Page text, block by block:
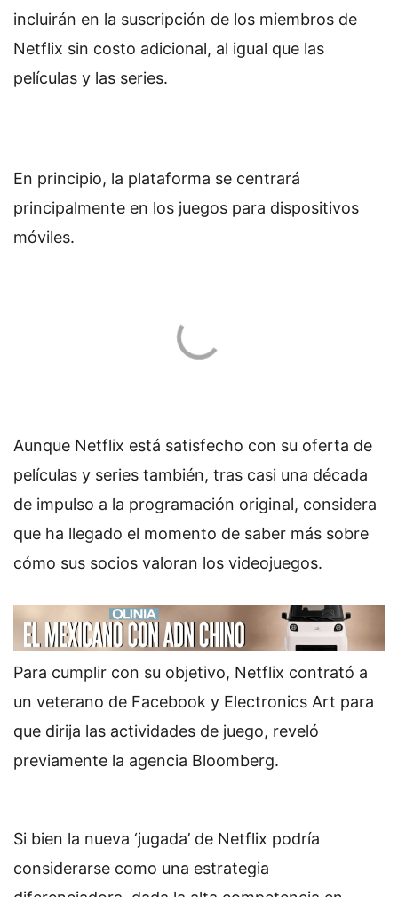
incluirán en la suscripción de los miembros de
Netflix sin costo adicional, al igual que las
películas y las series.
En principio, la plataforma se centrará
principalmente en los juegos para dispositivos
móviles.
Aunque Netflix está satisfecho con su oferta de
películas y series también, tras casi una década
de impulso a la programación original, considera
que ha llegado el momento de saber más sobre
cómo sus socios valoran los videojuegos.
Para cumplir con su objetivo, Netflix contrató a
un veterano de Facebook y Electronics Art para
que dirija las actividades de juego, reveló
previamente la agencia Bloomberg.
Si bien la nueva ‘jugada’ de Netflix podría
considerarse como una estrategia